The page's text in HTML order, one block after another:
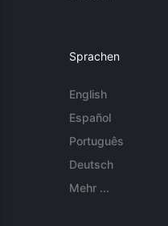
Sprachen
English
Español
Português
Deutsch
Mehr ...